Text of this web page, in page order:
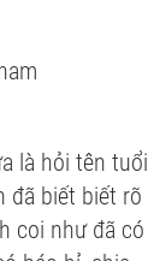
là hỏi tên tuổi
đã biết biết rõ
coi như đã có